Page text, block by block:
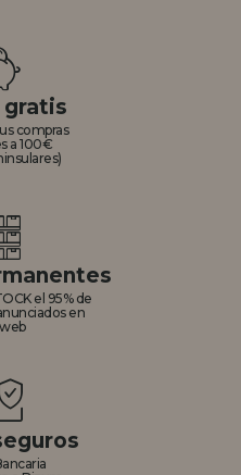
gratis
compras
a 100€
el 95% de
en